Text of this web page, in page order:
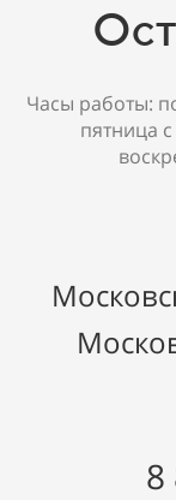
Часы работы:
пятница
8